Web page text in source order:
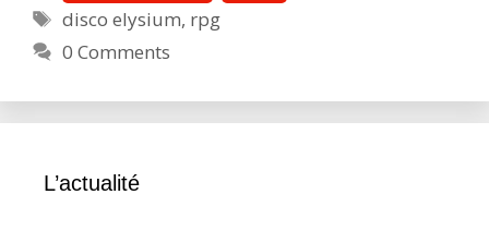
emmène
Étiquettes
disco elysium, rpg
0 Comments
L’actualité